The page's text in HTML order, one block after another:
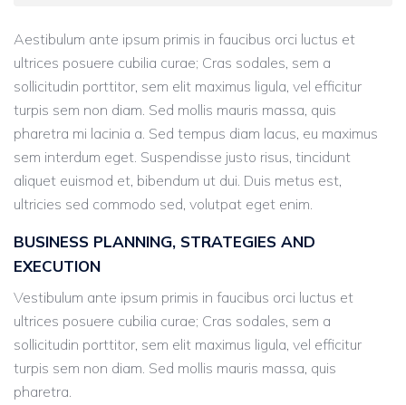
Aestibulum ante ipsum primis in faucibus orci luctus et
ultrices posuere cubilia curae; Cras sodales, sem a
sollicitudin porttitor, sem elit maximus ligula, vel efficitur
turpis sem non diam. Sed mollis mauris massa, quis
pharetra mi lacinia a. Sed tempus diam lacus, eu maximus
sem interdum eget. Suspendisse justo risus, tincidunt
aliquet euismod et, bibendum ut dui. Duis metus est,
ultricies sed commodo sed, volutpat eget enim.
BUSINESS PLANNING, STRATEGIES AND
EXECUTION
Vestibulum ante ipsum primis in faucibus orci luctus et
ultrices posuere cubilia curae; Cras sodales, sem a
sollicitudin porttitor, sem elit maximus ligula, vel efficitur
turpis sem non diam. Sed mollis mauris massa, quis
pharetra.